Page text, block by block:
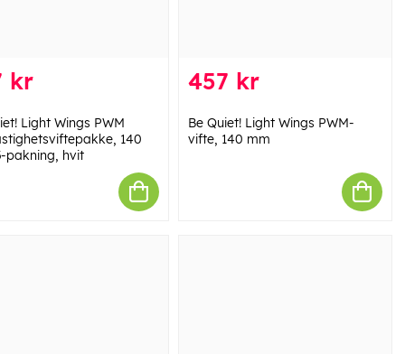
kr
Light Wings PWM
140
pakning, hvit
457 kr
Be Quiet! Light Wings PWM-
vifte, 140 mm